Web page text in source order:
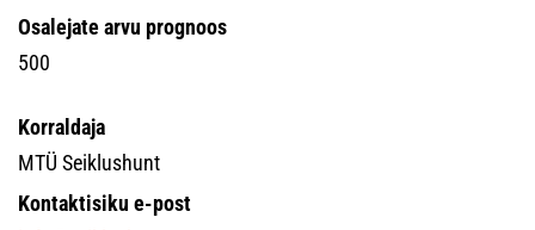
Osalejate arvu prognoos
500
Korraldaja
MTÜ Seiklushunt
Kontaktisiku e-post